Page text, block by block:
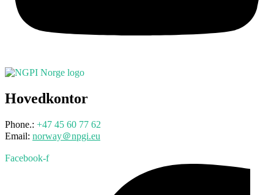
Hovedkontor
Phone.: +47 45 60 77 62
Email: norway＠npgi.eu
Facebook-f